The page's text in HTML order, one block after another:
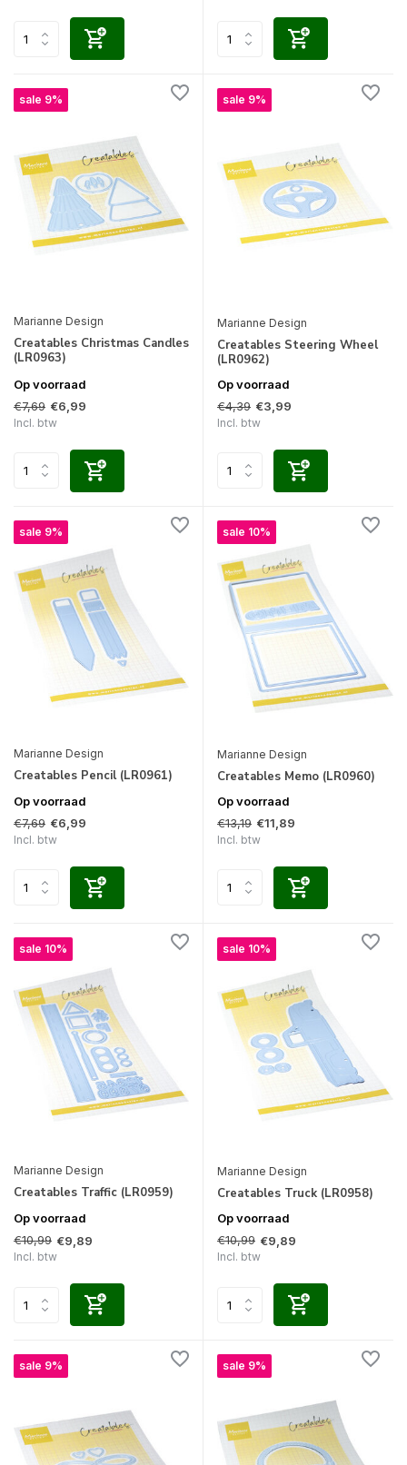
sale 9%
Marianne Design
Creatables Christmas Candles
(LR0963)
Op voorraad
€7,69 €6,99
Incl. btw
sale 9%
Marianne Design
Creatables Steering Wheel
(LR0962)
Op voorraad
€4,39 €3,99
Incl. btw
sale 9%
Marianne Design
Creatables Pencil (LR0961)
Op voorraad
€7,69 €6,99
Incl. btw
sale 10%
Marianne Design
Creatables Memo (LR0960)
Op voorraad
€13,19 €11,89
Incl. btw
sale 10%
Marianne Design
Creatables Traffic (LR0959)
Op voorraad
€10,99 €9,89
Incl. btw
sale 10%
Marianne Design
Creatables Truck (LR0958)
Op voorraad
€10,99 €9,89
Incl. btw
sale 9% sale 9%